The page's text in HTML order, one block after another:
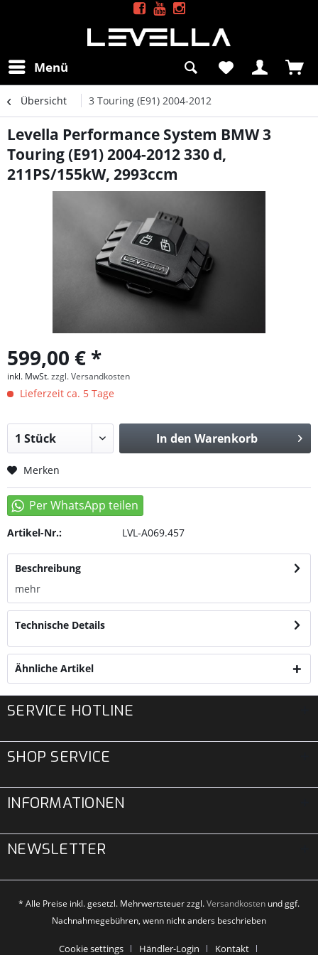
Menü
Übersicht 3 Touring (E91) 2004-2012
Levella Performance System BMW 3
Touring (E91) 2004-2012 330 d,
211PS/155kW, 2993ccm
599,00 € *
inkl. MwSt.zzgl. Versandkosten
Lieferzeit ca. 5 Tage
In den Warenkorb
Merken
Artikel-Nr.: LVL-A069.457
Beschreibung
mehr
Technische Details
Ähnliche Artikel
SERVICE HOTLINE
SHOP SERVICE
INFORMATIONEN
NEWSLETTER
* Alle Preise inkl. gesetzl. Mehrwertsteuer zzgl.Versandkosten und ggf.
Nachnahmegebühren, wenn nicht anders beschrieben
Cookie settings Händler-Login Kontakt